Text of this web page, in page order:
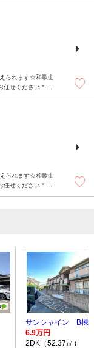
られます☆和歌山
任せください＾＾
られます☆和歌山
任せください＾＾
サンシャイン B棟
6.9万円
2DK（52.37㎡）